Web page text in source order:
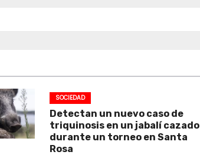
SOCIEDAD
Detectan un nuevo caso de
triquinosis en un jabalí cazado
durante un torneo en Santa
Rosa